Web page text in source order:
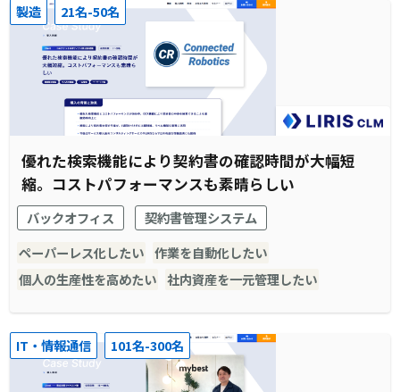
製造 21名-50名
優れた検索機能により契約書の確認時間が大幅短
縮。コストパフォーマンスも素晴らしい
バックオフィス
契約書管理システム
ペーパーレス化したい 作業を自動化したい
個人の生産性を高めたい 社内資産を一元管理したい
IT・情報通信 101名-300名